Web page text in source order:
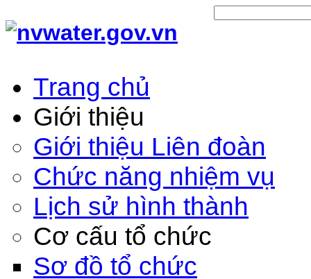
Trang chủ
Giới thiệu
Giới thiệu Liên đoàn
Chức năng nhiệm vụ
Lịch sử hình thành
Cơ cấu tổ chức
Sơ đồ tổ chức